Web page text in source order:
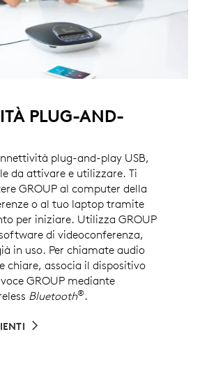
PLUG-AND-
plug-and-play USB,
da attivare e utilizzare. Ti
GROUP al computer della
o al tuo laptop tramite
per iniziare. Utilizza GROUP
di videoconferenza,
in uso. Per chiamate audio
chiare, associa il dispositivo
GROUP mediante
Bluetooth®.